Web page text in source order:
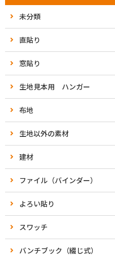
未分類
直貼り
窓貼り
生地見本用 ハンガー
布地
生地以外の素材
建材
ファイル（バインダー）
よろい貼り
スワッチ
バンチブック（綴じ式）